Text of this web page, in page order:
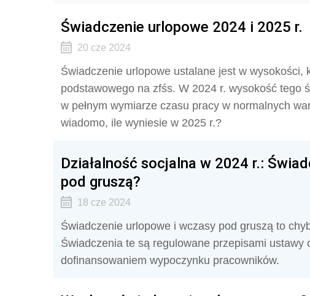
Świadczenie urlopowe 2024 i 2025 r.
20 cze 2024
Świadczenie urlopowe ustalane jest w wysokości,
podstawowego na zfśs. W 2024 r. wysokość tego
w pełnym wymiarze czasu pracy w normalnych
wiadomo, ile wyniesie w 2025 r.?
Działalność socjalna w 2024 r.:
pod gruszą?
18 cze 2024
Świadczenie urlopowe i wczasy pod gruszą to
Świadczenia te są regulowane przepisami ustawy
dofinansowaniem wypoczynku pracowników.